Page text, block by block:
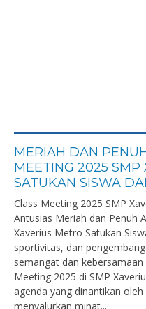
MERIAH DAN
MEETING 2025 SMP
SATUKAN SISWA
Class Meeting 2025 SMP
Antusias Meriah dan Penuh
Xaverius Metro Satukan
sportivitas, dan
semangat dan
Meeting 2025 di SMP
agenda yang dinantikan
menyalurkan minat...